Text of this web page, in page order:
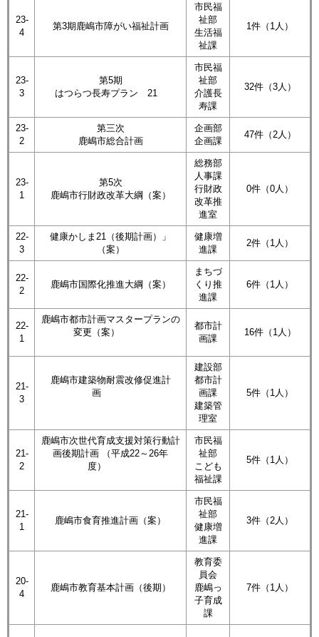
23-
4
第3期鹿嶋市障がい福祉計画
市民福
祉部
生活福
祉課
1件（1人）
23-
3
第5期
はつらつ長寿プラン 21
市民福
祉部
介護長
寿課
32件（3人）
23-
2
第三次
鹿嶋市総合計画
企画部
企画課
47件（2人）
23-
1
第5次
鹿嶋市行財政改革大綱（案）
総務部
人事課
行財政
改革推
進室
0件（0人）
22-
3
健康かしま21（後期計画）」
（案）
健康増
進課
2件（1人）
22-
2
鹿嶋市国際化推進大綱（案）
まちづ
くり推
進課
6件（1人）
22-
1
鹿嶋市都市計画マスタープランの
変更（案）
都市計
画課
16件（1人）
21-
3
鹿嶋市建築物耐震改修促進計
画
建設部
都市計
画課
建築管
理室
5件（1人）
21-
2
鹿嶋市次世代育成支援対策行動計
画後期計画 （平成22～26年
度）
市民福
祉部
こども
福祉課
5件（1人）
21-
1
鹿嶋市食育推進計画（案）
市民福
祉部
健康増
進課
3件（2人）
20-
4
鹿嶋市教育基本計画（後期）
教育委
員会
鹿嶋っ
子育成
課
7件（1人）